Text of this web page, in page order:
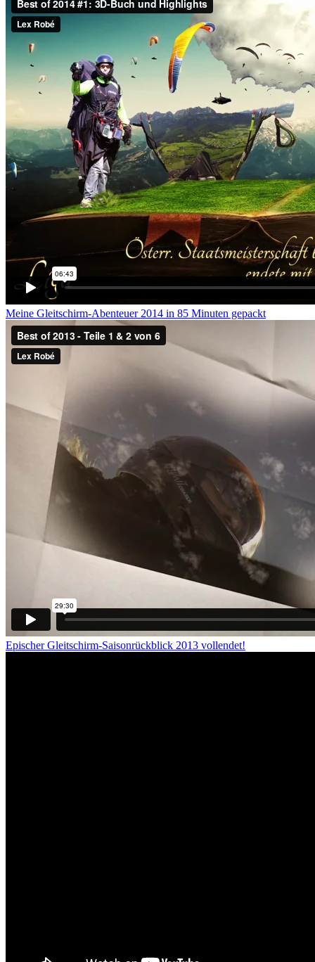
Meine Gleitschirm-Abenteuer 2014 in 85 Minuten gepackt
Epischer Gleitschirm-Saisonrückblick 2013 vollendet!